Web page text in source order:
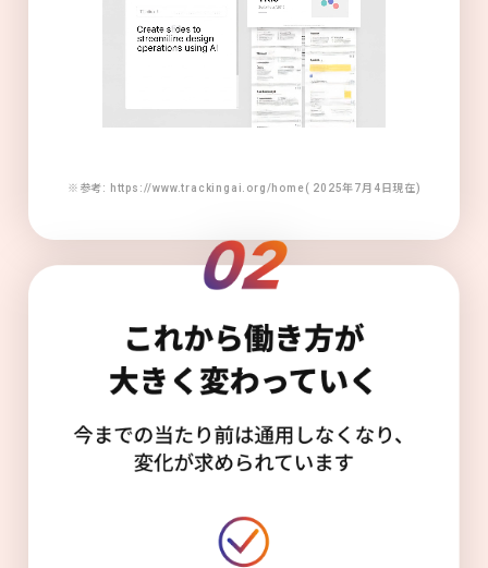
※参考: https://www.trackingai.org/home( 2025年7月4日現在)